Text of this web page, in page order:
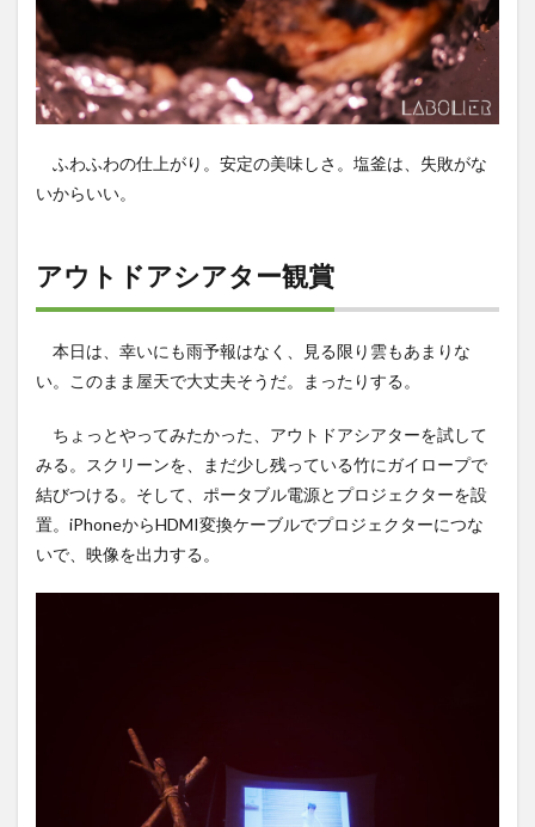
ふわふわの仕上がり。安定の美味しさ。塩釜は、失敗がな
いからいい。
アウトドアシアター観賞
本日は、幸いにも雨予報はなく、見る限り雲もあまりな
い。このまま屋天で大丈夫そうだ。まったりする。
ちょっとやってみたかった、アウトドアシアターを試して
みる。スクリーンを、まだ少し残っている竹にガイロープで
結びつける。そして、ポータブル電源とプロジェクターを設
置。iPhoneからHDMI変換ケーブルでプロジェクターにつな
いで、映像を出力する。